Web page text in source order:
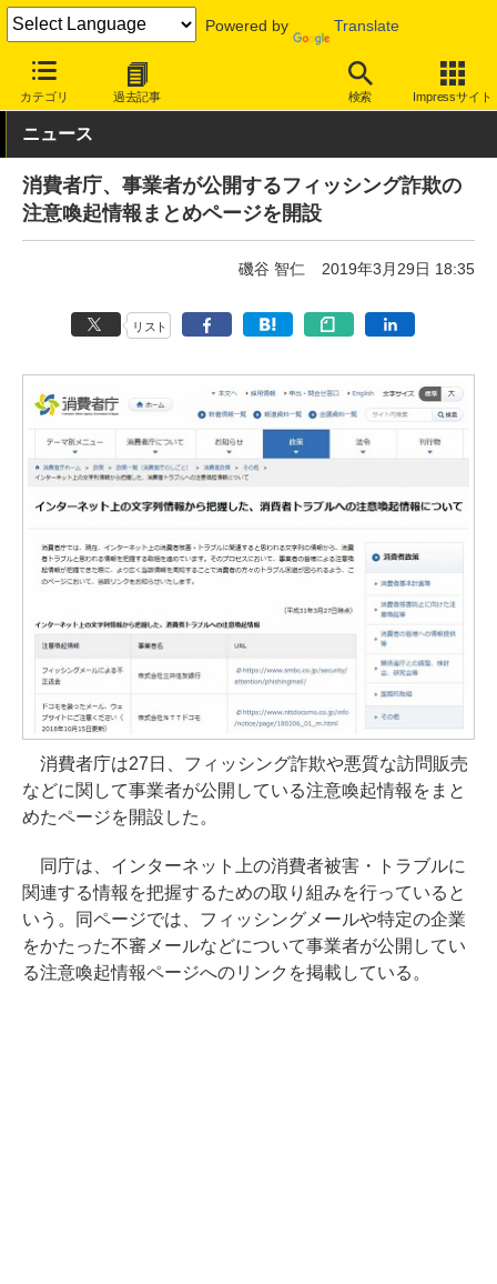
Powered by Translate
カテゴリ 過去記事 検索 Impressサイト
INTERNET Watch トピック その他
ニュース
消費者庁、事業者が公開するフィッシング詐欺の
注意喚起情報まとめページを開設
磯谷 智仁 2019年3月29日 18:35
リスト
消費者庁は27日、フィッシング詐欺や悪質な訪問販売
などに関して事業者が公開している注意喚起情報をまと
めたページを開設した。
同庁は、インターネット上の消費者被害・トラブルに
関連する情報を把握するための取り組みを行っていると
いう。同ページでは、フィッシングメールや特定の企業
をかたった不審メールなどについて事業者が公開してい
る注意喚起情報ページへのリンクを掲載している。